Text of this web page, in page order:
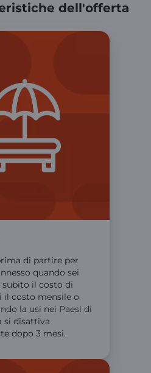
dell'offerta
di partire per
quando sei
subito il costo di
il costo mensile o
la usi nei Paesi di
si disattiva
dopo 3 mesi.